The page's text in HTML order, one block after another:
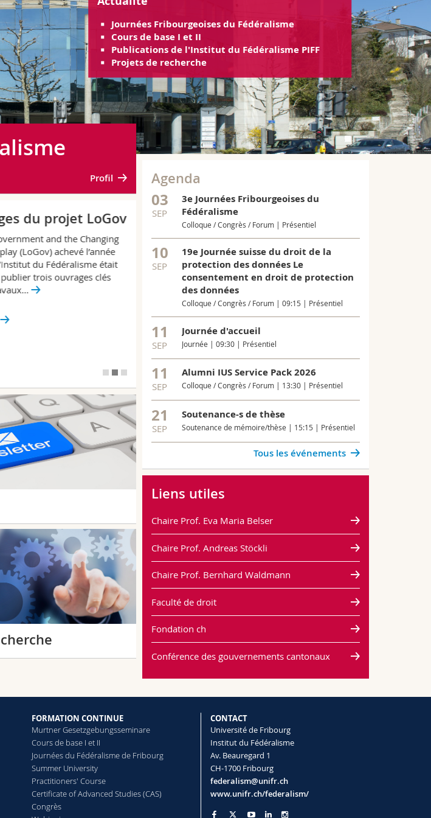
Journées Fribourgeoises du Fédéralisme
Cours de base I et II
Publications de l'Institut du Fédéralisme PIFF
Projets de recherche
Profil
du projet LoGov
and the Changing
(LoGov) achevé l’année
du Fédéralisme était
trois ouvrages clés
NEUERSCHEINUNG
Agenda
03
SEP
3e Journées Fribourgeoises du
Fédéralisme
Colloque / Congrès / Forum | Présentiel
10
SEP
19e Journée suisse du droit de la
protection des données Le
consentement en droit de protection
des données
Colloque / Congrès / Forum | 09:15 | Présentiel
11
SEP
Journée d'accueil
Journée | 09:30 | Présentiel
11
SEP
Alumni IUS Service Pack 2026
Colloque / Congrès / Forum | 13:30 | Présentiel
21
SEP
Soutenance-s de thèse
Soutenance de mémoire/thèse | 15:15 | Présentiel
Tous les événements
Liens utiles
Chaire Prof. Eva Maria Belser
Chaire Prof. Andreas Stöckli
Chaire Prof. Bernhard Waldmann
Faculté de droit
Fondation ch
Conférence des gouvernements cantonaux
FORMATION CONTINUE
Murtner Gesetzgebungsseminare
Cours de base I et II
Journées du Fédéralisme de Fribourg
Summer University
Practitioners' Course
Certificate of Advanced Studies (CAS)
Congrès
CONTACT
Université de Fribourg
Institut du Fédéralisme
Av. Beauregard 1
CH-1700 Fribourg
federalism@unifr.ch
www.unifr.ch/federalism/